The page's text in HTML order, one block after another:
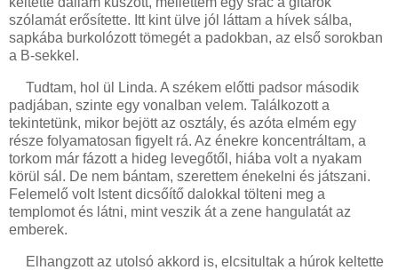
szólamát erősítette. Itt kint ülve jól láttam a hívek sálba,
sapkába burkolózott tömegét a padokban, az első sorokban
a B-sekkel.
Tudtam, hol ül Linda. A székem előtti padsor második
padjában, szinte egy vonalban velem. Találkozott a
tekintetünk, mikor bejött az osztály, és azóta elmém egy
része folyamatosan figyelt rá. Az énekre koncentráltam, a
torkom már fázott a hideg levegőtől, hiába volt a nyakam
körül sál. De nem bántam, szerettem énekelni és játszani.
Felemelő volt Istent dicsőítő dalokkal tölteni meg a
templomot és látni, mint veszik át a zene hangulatát az
emberek.
Elhangzott az utolsó akkord is, elcsitultak a húrok keltette